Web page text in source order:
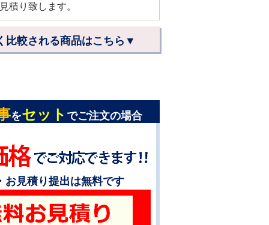
積り致します。
比較される商品はこちら▼
をセット でご注文の場合
お見積り提出は無料です